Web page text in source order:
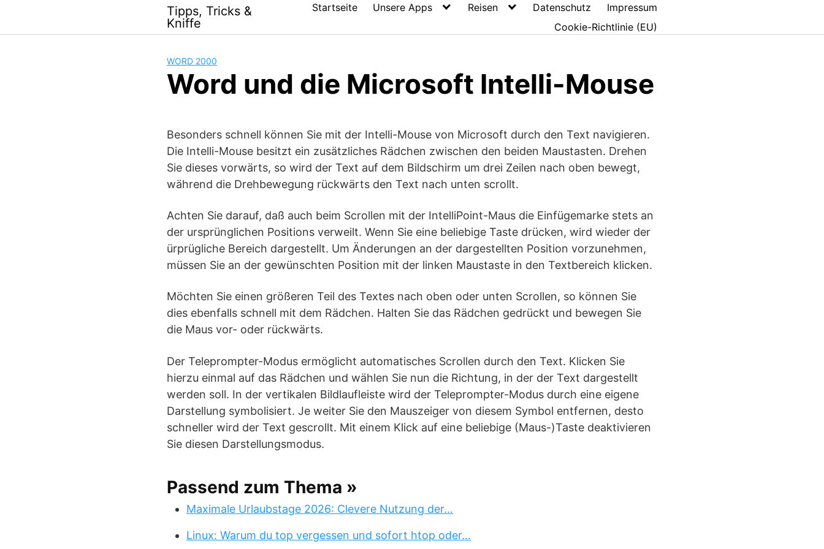
content
Tipps, Tricks &
Kniffe
Startseite Unsere Apps Reisen Datenschutz
Impressum
Cookie-Richtlinie (EU)
WORD 2000
Word und die Microsoft Intelli-Mouse
Besonders schnell können Sie mit der Intelli-Mouse von Microsoft durch den Text navigieren.
Die Intelli-Mouse besitzt ein zusätzliches Rädchen zwischen den beiden Maustasten. Drehen
Sie dieses vorwärts, so wird der Text auf dem Bildschirm um drei Zeilen nach oben bewegt,
während die Drehbewegung rückwärts den Text nach unten scrollt.
Achten Sie darauf, daß auch beim Scrollen mit der IntelliPoint-Maus die Einfügemarke stets an
der ursprünglichen Positions verweilt. Wenn Sie eine beliebige Taste drücken, wird wieder der
ürprügliche Bereich dargestellt. Um Änderungen an der dargestellten Position vorzunehmen,
müssen Sie an der gewünschten Position mit der linken Maustaste in den Textbereich klicken.
Möchten Sie einen größeren Teil des Textes nach oben oder unten Scrollen, so können Sie
dies ebenfalls schnell mit dem Rädchen. Halten Sie das Rädchen gedrückt und bewegen Sie
die Maus vor- oder rückwärts.
Der Teleprompter-Modus ermöglicht automatisches Scrollen durch den Text. Klicken Sie
hierzu einmal auf das Rädchen und wählen Sie nun die Richtung, in der der Text dargestellt
werden soll. In der vertikalen Bildlaufleiste wird der Teleprompter-Modus durch eine eigene
Darstellung symbolisiert. Je weiter Sie den Mauszeiger von diesem Symbol entfernen, desto
schneller wird der Text gescrollt. Mit einem Klick auf eine beliebige (Maus-)Taste deaktivieren
Sie diesen Darstellungsmodus.
Passend zum Thema »
Maximale Urlaubstage 2026: Clevere Nutzung der…
Linux: Warum du top vergessen und sofort htop oder…